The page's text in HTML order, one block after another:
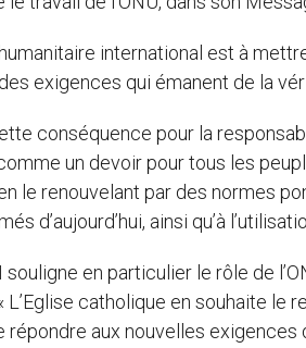
international est à
exigences qui émanent de la
conséquence pour la
un devoir pour tous les
le renouvelant par des normes
d’aujourd’hui, ainsi qu’à
souligne en particulier le rôle de
L’Eglise catholique en souhaite le
répondre aux nouvelles exigences